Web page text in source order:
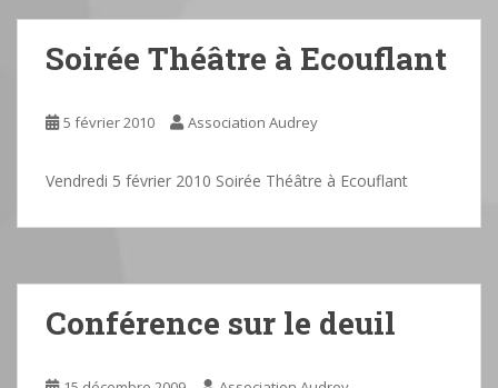
Soirée Théâtre à Ecouflant
5 février 2010 Association Audrey
Vendredi 5 février 2010 Soirée Théâtre à Ecouflant
Conférence sur le deuil